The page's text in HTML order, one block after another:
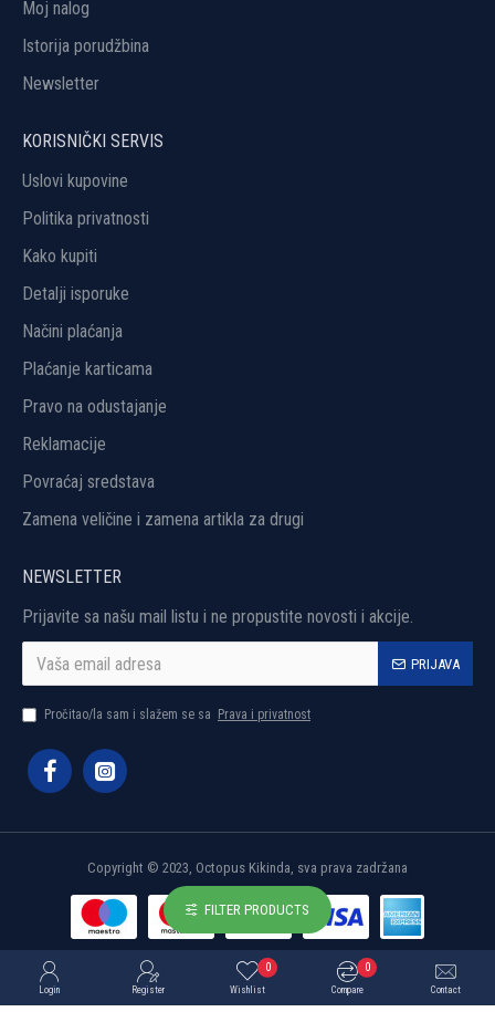
Moj nalog
Istorija porudžbina
Newsletter
KORISNIČKI SERVIS
Uslovi kupovine
Politika privatnosti
Kako kupiti
Detalji isporuke
Načini plaćanja
Plaćanje karticama
Pravo na odustajanje
Reklamacije
Povraćaj sredstava
Zamena veličine i zamena artikla za drugi
NEWSLETTER
Prijavite sa našu mail listu i ne propustite novosti i akcije.
PRIJAVA
Pročitao/la sam i slažem se sa Prava i privatnost
Copyright © 2023, Octopus Kikinda, sva prava zadržana
Login Register Wishlist
0
Compare
0
Contact
FILTER PRODUCTS